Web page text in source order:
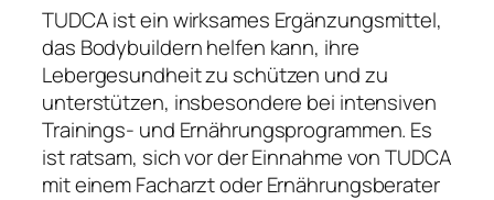
TUDCA ist ein wirksames Ergänzungsmittel,
das Bodybuildern helfen kann, ihre
Lebergesundheit zu schützen und zu
unterstützen, insbesondere bei intensiven
Trainings- und Ernährungsprogrammen. Es
ist ratsam, sich vor der Einnahme von TUDCA
mit einem Facharzt oder Ernährungsberater